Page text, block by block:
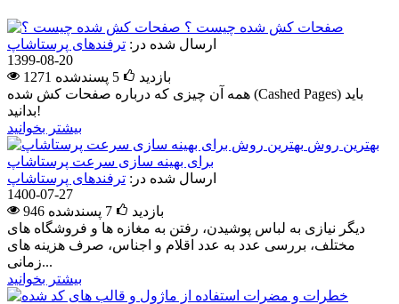
صفحات کش شده چیست ؟
ارسال شده در: ترفندهای پرستاشاپ
1399-08-20
1271 بازدید
5 پسندشده
همه آن چیزی که درباره صفحات کش شده (Cashed Pages) باید
بدانید!
بیشتر بخوانید
بهترین روش
برای بهینه سازی سرعت پرستاشاپ
ارسال شده در: ترفندهای پرستاشاپ
1400-07-27
946 بازدید
7 پسندشده
دیگر نیازی به لباس پوشیدن، رفتن به مغازه ها و فروشگاه های
مختلف، بررسی عدد به عدد اقلام و اجناس، صرف هزینه های
زمانی...
بیشتر بخوانید